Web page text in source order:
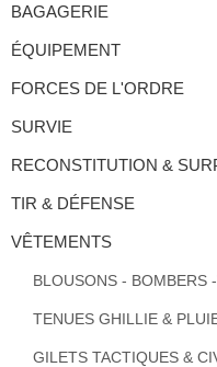
BAGAGERIE
ÉQUIPEMENT
FORCES DE L'ORDRE
SURVIE
RECONSTITUTION &
TIR & DÉFENSE
VÊTEMENTS
BLOUSONS - BOMBERS
TENUES GHILLIE &
GILETS TACTIQUES &